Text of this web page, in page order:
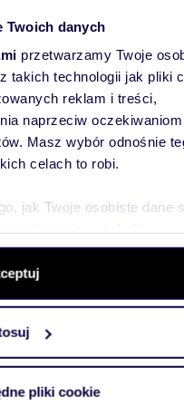
Twoich danych
przetwarzamy Twoje
takich technologii jak pliki
reklam i treści,
naprzeciw oczekiwaniom
Masz wybór odnośnie
celach to robi.
jak Twoje osobiste dane
cookie możesz zmienić
chwili.
i analizować ruch w
z naszej witryny,
te informacje z
pliki cookie